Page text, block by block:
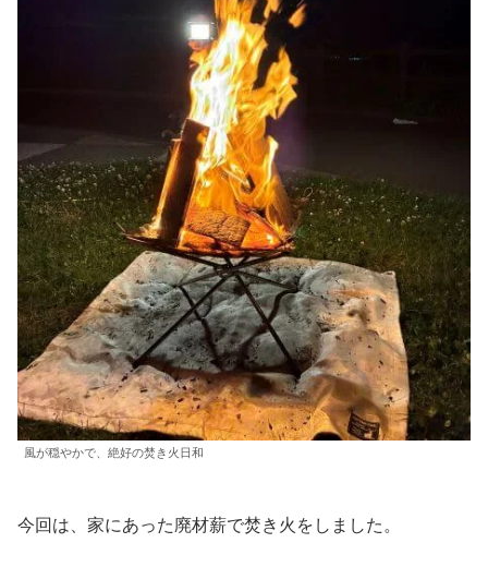
風が穏やかで、絶好の焚き火日和
今回は、家にあった廃材薪で焚き火をしました。